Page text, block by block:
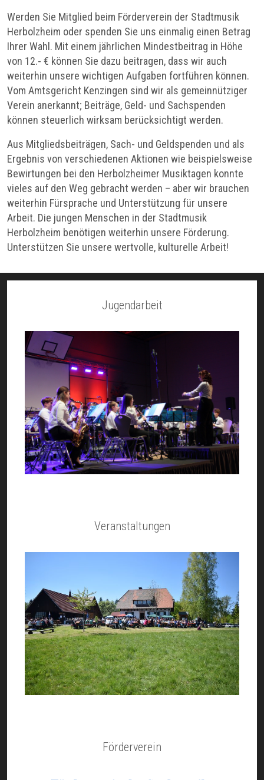
Werden Sie Mitglied beim Förderverein der Stadtmusik
Herbolzheim oder spenden Sie uns einmalig einen Betrag
Ihrer Wahl. Mit einem jährlichen Mindestbeitrag in Höhe
von 12.- € können Sie dazu beitragen, dass wir auch
weiterhin unsere wichtigen Aufgaben fortführen können.
Vom Amtsgericht Kenzingen sind wir als gemeinnütziger
Verein anerkannt; Beiträge, Geld- und Sachspenden
können steuerlich wirksam berücksichtigt werden.
Aus Mitgliedsbeiträgen, Sach- und Geldspenden und als
Ergebnis von verschiedenen Aktionen wie beispielsweise
Bewirtungen bei den Herbolzheimer Musiktagen konnte
vieles auf den Weg gebracht werden – aber wir brauchen
weiterhin Fürsprache und Unterstützung für unsere
Arbeit. Die jungen Menschen in der Stadtmusik
Herbolzheim benötigen weiterhin unsere Förderung.
Unterstützen Sie unsere wertvolle, kulturelle Arbeit!
Jugendarbeit
Veranstaltungen
Förderverein